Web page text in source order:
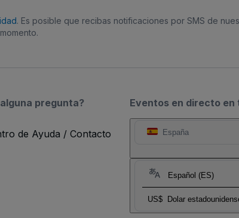
. Es posible que recibas notificaciones por SMS de
Eventos en directo en
España
Español (ES)
US$ Dolar
pregunta?
de Ayuda / Contacto